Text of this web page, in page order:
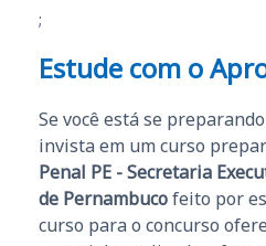
;
Estude com o
Se você está se
invista em um curso
Penal PE - Secretaria
de Pernambucofeito por
curso para o concurso